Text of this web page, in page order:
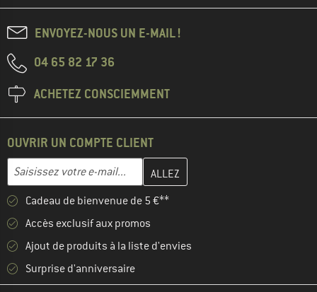
ENVOYEZ-NOUS UN E-MAIL !
04 65 82 17 36
ACHETEZ CONSCIEMMENT
OUVRIR UN COMPTE CLIENT
Adresse e-mail
Entrez votre adresse e-mail ici et créez votre compte client à la
Cadeau de bienvenue de 5 €**
Accès exclusif aux promos
Ajout de produits à la liste d'envies
Surprise d'anniversaire